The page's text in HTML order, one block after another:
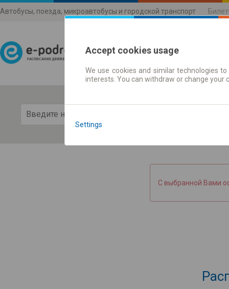
Автобусы, поезда, микроавтобусы и городской транспорт
Расписания
С выбранной Вами
Accept cookies usage
We use cookies and similar technologies
interests. You can withdraw or change
Settings